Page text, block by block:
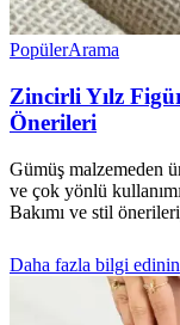
PopülerArama
Zincirli Yılz
Önerileri
Gümüş malzemeden
ve çok yönlü
Bakımı ve stil
Daha fazla bilgi edinin